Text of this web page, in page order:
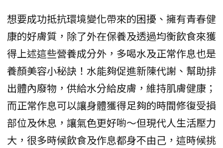
想要成功抵抗環境變化帶來的困擾、擁有青春健
康的好膚質，除了外在保養及透過均衡飲食來獲
得上述這些營養成分外，多喝水及正常作息也是
養顏美容小秘訣！水能夠促進新陳代謝、幫助排
出體內廢物，供給水分給皮膚，維持肌膚健康；
而正常作息可以讓身體獲得足夠的時間修復受損
部位及休息，讓氣色更好喲～但現代人生活壓力
大，很多時候飲食及作息都身不由己，這時候挑